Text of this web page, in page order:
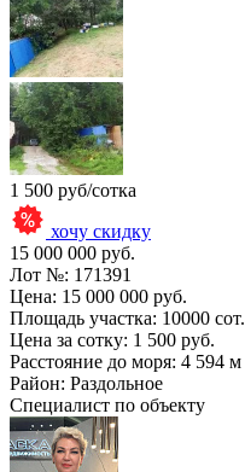
1 500 руб/сотка
хочу скидку
15 000 000 руб.
Лот №: 171391
Цена: 15 000 000 руб.
Площадь участка: 10000 сот.
Цена за сотку: 1 500 руб.
Расстояние до моря: 4 594 м
Район: Раздольное
Специалист по объекту